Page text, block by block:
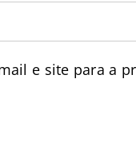
e site para a